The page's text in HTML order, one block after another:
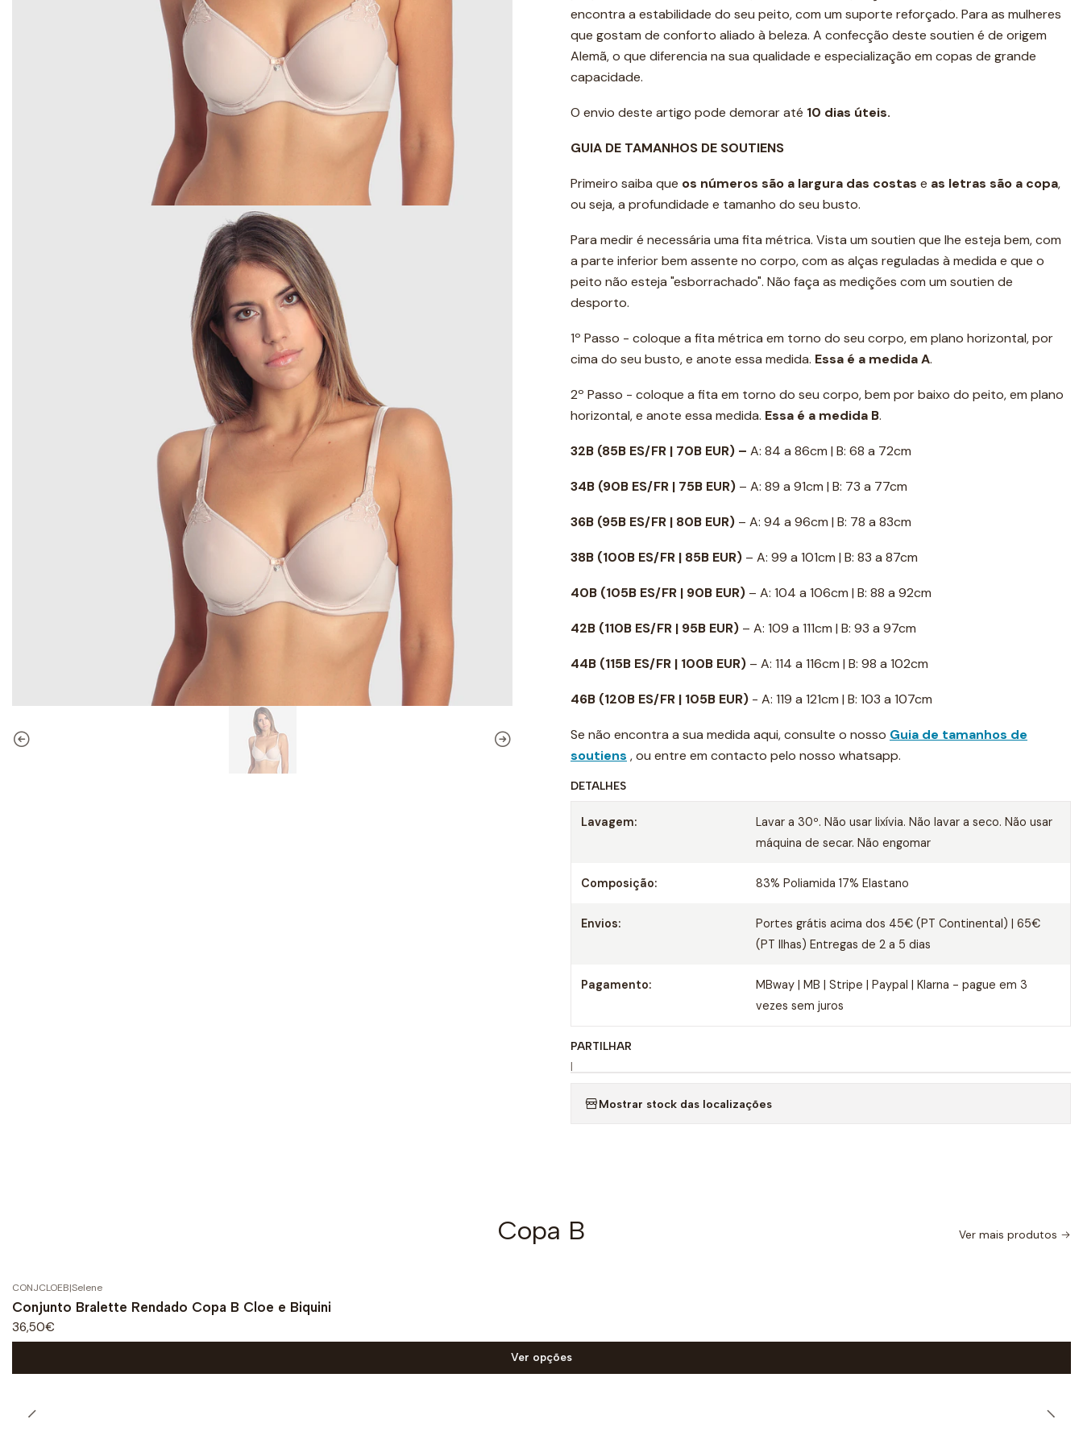
encontra a estabilidade do seu peito, com um suporte reforçado. Para as mulheres
que gostam de conforto aliado à beleza. A confecção deste soutien é de origem
Alemã, o que diferencia na sua qualidade e especialização em copas de grande
capacidade.
O envio deste artigo pode demorar até 10 dias úteis.
GUIA DE TAMANHOS DE SOUTIENS
Primeiro saiba que os números são a largura das costas e as letras são a copa,
ou seja, a profundidade e tamanho do seu busto.
Para medir é necessária uma fita métrica. Vista um soutien que lhe esteja bem, com
a parte inferior bem assente no corpo, com as alças reguladas à medida e que o
peito não esteja "esborrachado". Não faça as medições com um soutien de
desporto.
1º Passo - coloque a fita métrica em torno do seu corpo, em plano horizontal, por
cima do seu busto, e anote essa medida. Essa é a medida A.
2º Passo - coloque a fita em torno do seu corpo, bem por baixo do peito, em plano
horizontal, e anote essa medida. Essa é a medida B.
32B (85B ES/FR | 70B EUR) – A: 84 a 86cm | B: 68 a 72cm
34B (90B ES/FR | 75B EUR) – A: 89 a 91cm | B: 73 a 77cm
36B (95B ES/FR | 80B EUR) – A: 94 a 96cm | B: 78 a 83cm
38B (100B ES/FR | 85B EUR) – A: 99 a 101cm | B: 83 a 87cm
40B (105B ES/FR | 90B EUR) – A: 104 a 106cm | B: 88 a 92cm
42B (110B ES/FR | 95B EUR) – A: 109 a 111cm | B: 93 a 97cm
44B (115B ES/FR | 100B EUR) – A: 114 a 116cm | B: 98 a 102cm
46B (120B ES/FR | 105B EUR) - A: 119 a 121cm | B: 103 a 107cm
Se não encontra a sua medida aqui, consulte o nosso Guia de tamanhos de
soutiens , ou entre em contacto pelo nosso whatsapp.
DETALHES
Lavagem:
Lavar a 30º. Não usar lixívia. Não lavar a seco. Não usar
máquina de secar. Não engomar
Composição: 83% Poliamida 17% Elastano
Envios:
Portes grátis acima dos 45€ (PT Continental) | 65€
(PT Ilhas) Entregas de 2 a 5 dias
Pagamento:
MBway | MB | Stripe | Paypal | Klarna - pague em 3
vezes sem juros
PARTILHAR
|
Mostrar stock das localizações
Copa B Ver mais produtos
CONJCLOEB|Selene
Conjunto Bralette Rendado Copa B Cloe e Biquini
36,50€
Ver opções